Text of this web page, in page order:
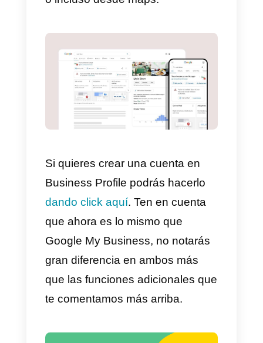
que desde la web ya no se
configurar. Debes tener muy en
cuenta que es necesario tener tu
empresa verificada para que te
Una vez que verifiquemos
nuestra empresa y tengamos
nuestra app de Google My
Business instalada en el
Solo será necesario seguir estos
pasos para configurar los